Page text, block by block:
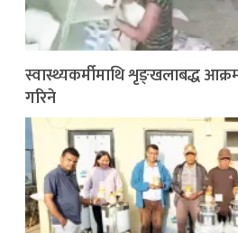
स्वास्थ्यकर्मीमाथि शृङ्खलाबद्ध
गरिने